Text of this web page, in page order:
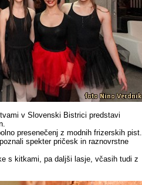
v Slovenski Bistrici predstavi
presenečenj z modnih frizerskih pist.
spekter pričesk in raznovrstne
s kitkami, pa daljši lasje, včasih tudi z